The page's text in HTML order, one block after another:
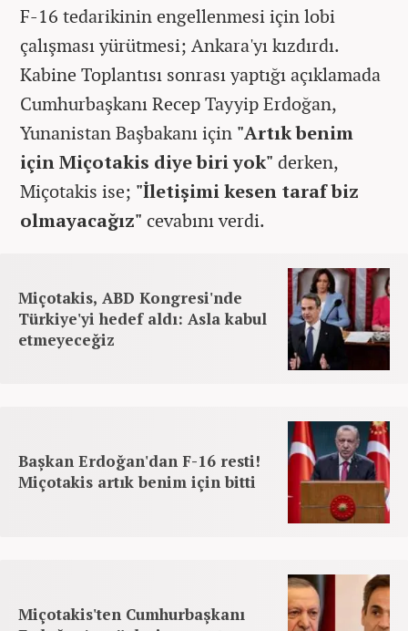
F-16 tedarikinin engellenmesi için lobi
çalışması yürütmesi; Ankara'yı kızdırdı.
Kabine Toplantısı sonrası yaptığı açıklamada
Cumhurbaşkanı Recep Tayyip Erdoğan,
Yunanistan Başbakanı için "Artık benim
için Miçotakis diye biri yok" derken,
Miçotakis ise; "İletişimi kesen taraf biz
olmayacağız" cevabını verdi.
Miçotakis, ABD Kongresi'nde
Türkiye'yi hedef aldı: Asla kabul
etmeyeceğiz
Başkan Erdoğan'dan F-16 resti!
Miçotakis artık benim için bitti
Miçotakis'ten Cumhurbaşkanı